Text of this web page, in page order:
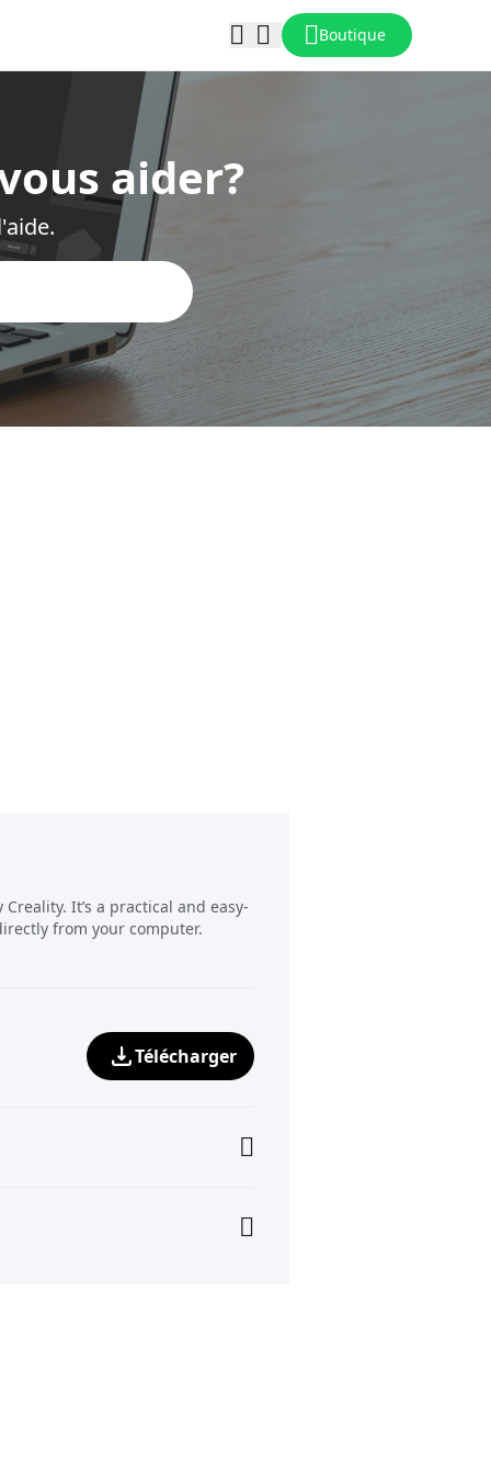
Boutique
aider?
It’s a practical and easy-
from your computer.
Télécharger